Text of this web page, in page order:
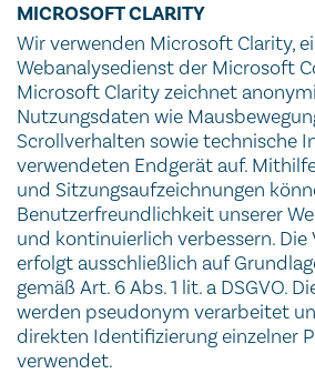
MICROSOFT CLARITY
Wir verwenden Microsoft Clarity,
Webanalysedienst der Microsoft
Microsoft Clarity zeichnet
Nutzungsdaten wie
Scrollverhalten sowie technische
verwendeten Endgerät auf.
und Sitzungsaufzeichnungen
Benutzerfreundlichkeit unserer
und kontinuierlich verbessern. Die
erfolgt ausschließlich auf
gemäß Art. 6 Abs. 1 lit. a DSGVO.
werden pseudonym verarbeitet
direkten Identifizierung einzelner
verwendet.